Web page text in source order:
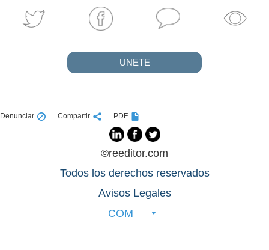
UNETE
Denunciar Compartir PDF
©reeditor.com
Todos los derechos reservados
Avisos Legales